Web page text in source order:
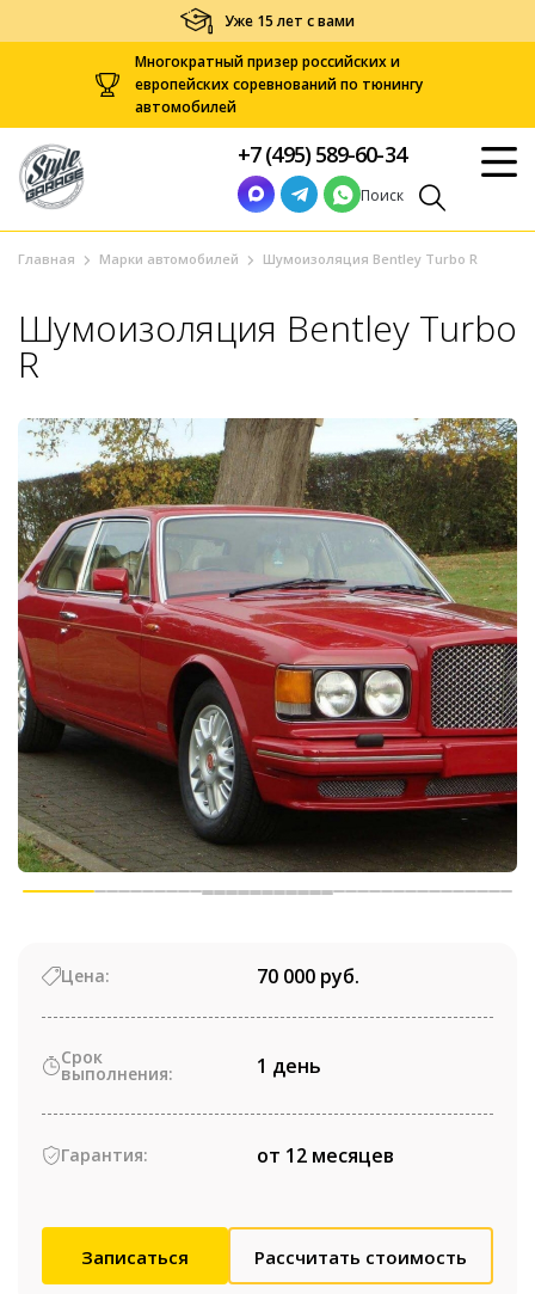
Уже 15 лет с вами
Многократный призер российских и
европейских соревнований по тюнингу
автомобилей
+7 (495) 589-60-34
Поиск
Главная Марки автомобилей Шумоизоляция Bentley Turbo R
Шумоизоляция Bentley Turbo
R
Цена: 70 000 руб.
Срок
выполнения: 1 день
Гарантия: от 12 месяцев
Записаться Рассчитать стоимость